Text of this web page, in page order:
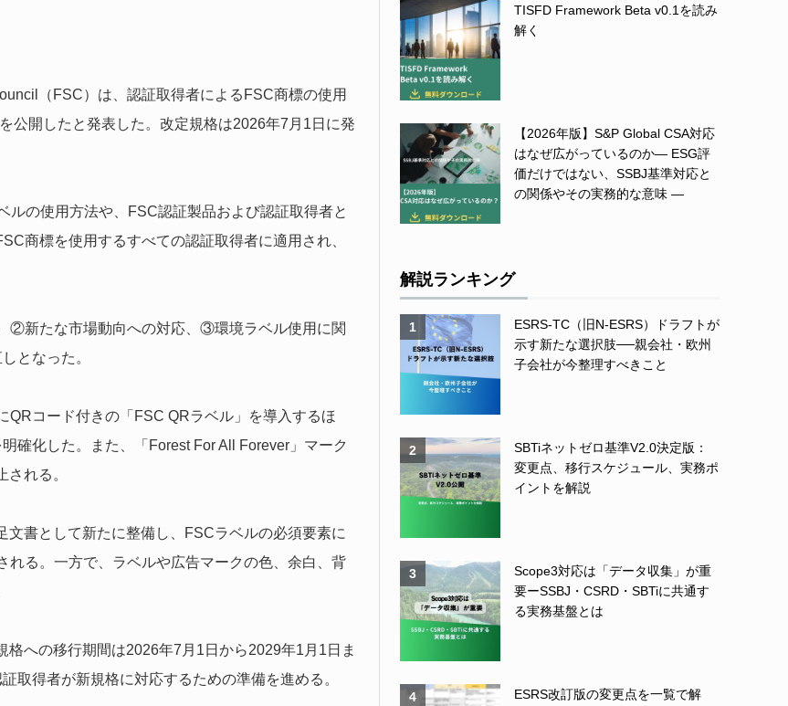
（FSC）は、認証取得者によるFSC商標の使用
公開したと発表した。改定規格は2026年7月1日に発
の使用方法や、FSC認証製品および認証取得者と
商標を使用するすべての認証取得者に適用され、
②新たな市場動向への対応、③環境ラベル使用に関
となった。
コード付きの「FSC QRラベル」を導入するほ
確化した。また、「Forest For All Forever」マーク
れる。
書として新たに整備し、FSCラベルの必須要素に
る。一方で、ラベルや広告マークの色、余白、背
への移行期間は2026年7月1日から2029年1月1日ま
取得者が新規格に対応するための準備を進める。
TISFD Framework Beta v0.1を読み
解く
【2026年版】S&P Global CSA対応
はなぜ広がっているのか― ESG評
価だけではない、SSBJ基準対応と
の関係やその実務的な意味 ―
解説ランキング
1
ESRS-TC（旧N-ESRS）ドラフトが
示す新たな選択肢──親会社・欧州
子会社が今整理すべきこと
2
SBTiネットゼロ基準V2.0決定版：
変更点、移行スケジュール、実務ポ
イントを解説
3
Scope3対応は「データ収集」が重
要ーSSBJ・CSRD・SBTiに共通す
る実務基盤とは
4
ESRS改訂版の変更点を一覧で解